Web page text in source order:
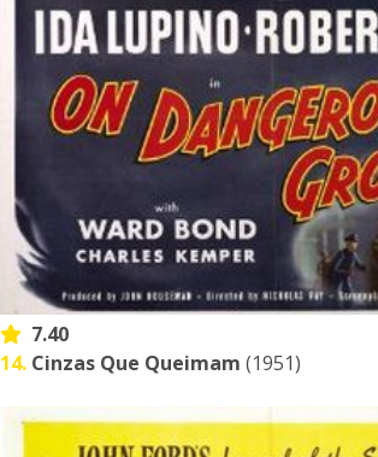
7.40
14. Cinzas Que Queimam (1951)